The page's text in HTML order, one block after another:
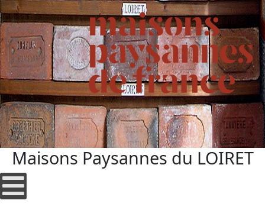
Maisons Paysannes du LOIRET